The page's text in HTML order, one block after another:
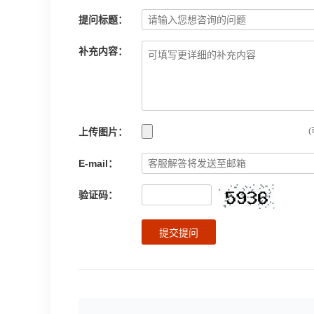
提问标题：
补充内容：
上传图片： (
E-mail：
验证码：
提交提问